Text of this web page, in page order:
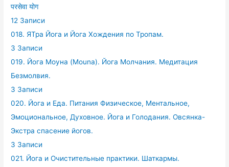
परसेवा योग
12 Записи
018. ЯТра Йога и Йога Хождения по Тропам.
3 Записи
019. Йога Моуна (Mouna). Йога Молчания. Медитация
Безмолвия.
3 Записи
020. Йога и Еда. Питания Физическое, Ментальное,
Эмоциональное, Духовное. Йога и Голодания. Овсянка-
Экстра спасение йогов.
3 Записи
021. Йога и Очистительные практики. Шаткармы.